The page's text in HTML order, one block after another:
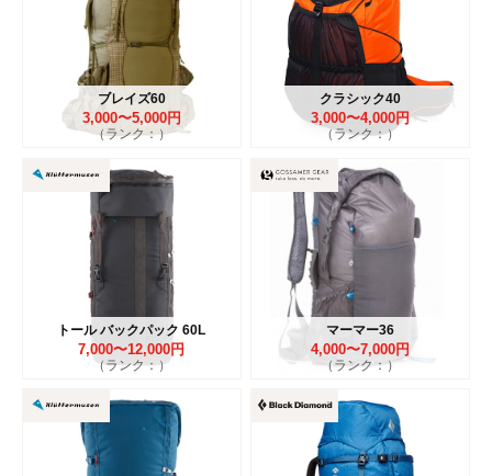
ブレイズ60
3,000〜5,000円
（ランク：）
クラシック40
3,000〜4,000円
（ランク：）
トール バックパック 60L
7,000〜12,000円
（ランク：）
マーマー36
4,000〜7,000円
（ランク：）